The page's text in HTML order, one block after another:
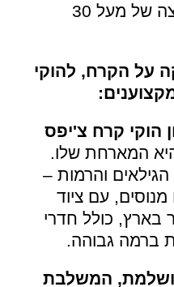
הקרח ייסגר בלעדית לקבוצה של מעל 30
על הקרח, להוקי
הוקי קרח צ'יפס
המארחת שלו.
הגילאים והרמות –
עם ציוד
בארץ, כולל חדרי
ברמה גבוהה.
מושלמת, המשלבת